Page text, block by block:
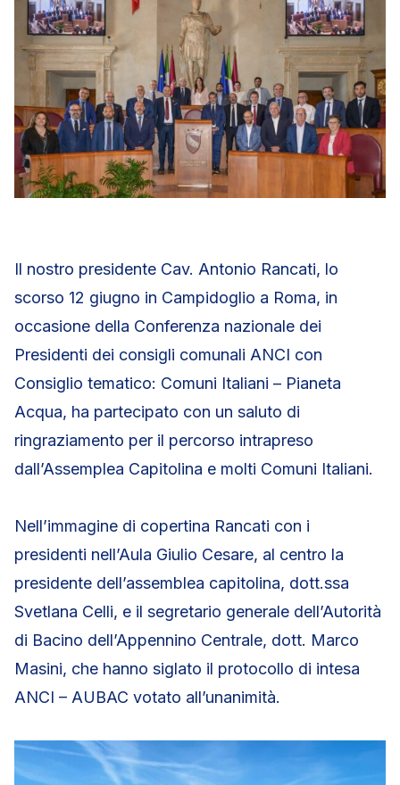
Il nostro presidente Cav. Antonio Rancati, lo
scorso 12 giugno in Campidoglio a Roma, in
occasione della Conferenza nazionale dei
Presidenti dei consigli comunali ANCI con
Consiglio tematico: Comuni Italiani – Pianeta
Acqua, ha partecipato con un saluto di
ringraziamento per il percorso intrapreso
dall’Assemplea Capitolina e molti Comuni Italiani.
Nell’immagine di copertina Rancati con i
presidenti nell’Aula Giulio Cesare, al centro la
presidente dell’assemblea capitolina, dott.ssa
Svetlana Celli, e il segretario generale dell’Autorità
di Bacino dell’Appennino Centrale, dott. Marco
Masini, che hanno siglato il protocollo di intesa
ANCI – AUBAC votato all’unanimità.